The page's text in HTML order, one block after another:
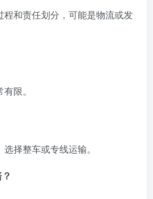
程和责任划分，可能是物流或发
限。
择整车或专线运输。